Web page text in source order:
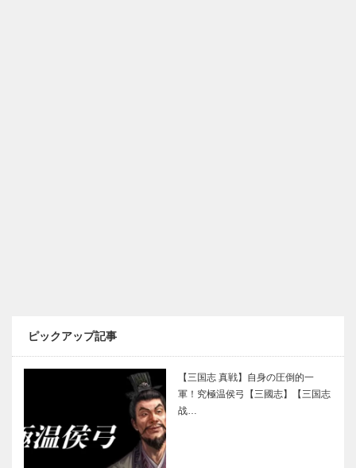
ピックアップ記事
【三国志 真戦】自身の圧倒的一
軍！究極温侯弓【三國志】【三国志
战…